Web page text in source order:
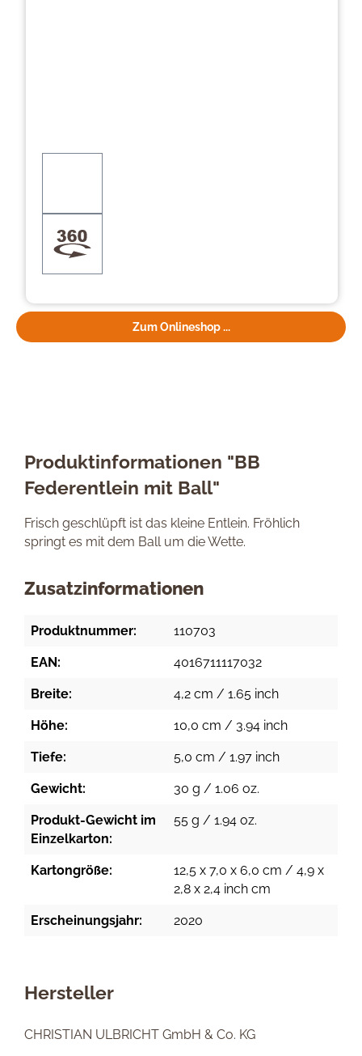
Zum Onlineshop ...
Produktinformationen "BB
Federentlein mit Ball"
Frisch geschlüpft ist das kleine Entlein. Fröhlich
springt es mit dem Ball um die Wette.
Zusatzinformationen
Produktnummer: 110703
EAN: 4016711117032
Breite: 4,2 cm / 1.65 inch
Höhe: 10,0 cm / 3.94 inch
Tiefe: 5,0 cm / 1.97 inch
Gewicht: 30 g / 1.06 oz.
Produkt-Gewicht im
Einzelkarton:
55 g / 1.94 oz.
Kartongröße:
12,5 x 7,0 x 6,0 cm / 4,9 x
2,8 x 2,4 inch cm
Erscheinungsjahr: 2020
Hersteller
CHRISTIAN ULBRICHT GmbH & Co. KG